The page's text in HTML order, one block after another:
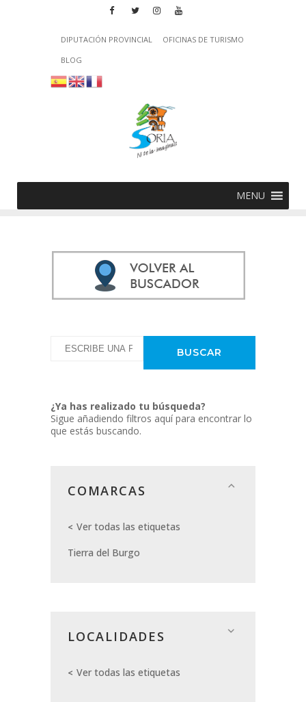
DIPUTACIÓN PROVINCIAL
OFICINAS DE TURISMO
BLOG
MENU
¿Ya has realizado tu búsqueda?
Sigue añadiendo filtros aquí para encontrar lo
que estás buscando.
COMARCAS
Ver todas las etiquetas
Tierra del Burgo
LOCALIDADES
Ver todas las etiquetas